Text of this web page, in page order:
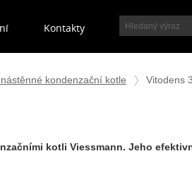
Kontakty
kondenzační kotle Vitodens
kotli Viessmann. Jeho